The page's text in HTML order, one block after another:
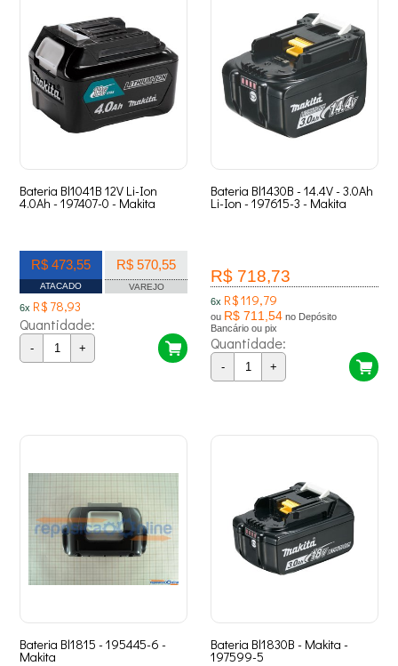
Bateria Bl1041B 12V Li-Ion
4.0Ah - 197407-0 - Makita
R$ 473,55
ATACADO
R$ 570,55
VAREJO
6x R$ 78,93
Quantidade:
- +
Bateria Bl1430B - 14.4V - 3.0Ah
Li-Ion - 197615-3 - Makita
R$ 718,73
6x R$ 119,79
ou R$ 711,54 no Depósito
Bancário ou pix
Quantidade:
- +
Bateria Bl1815 - 195445-6 -
Makita
Bateria Bl1830B - Makita -
197599-5